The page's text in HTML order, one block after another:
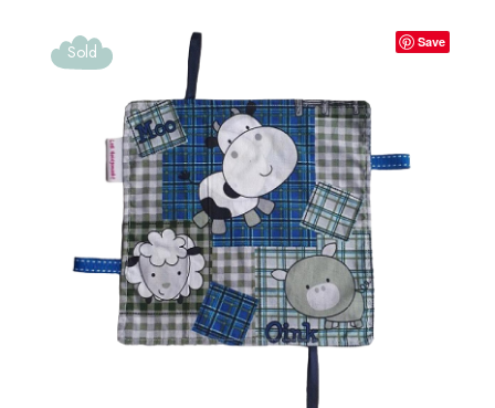
Sold Save